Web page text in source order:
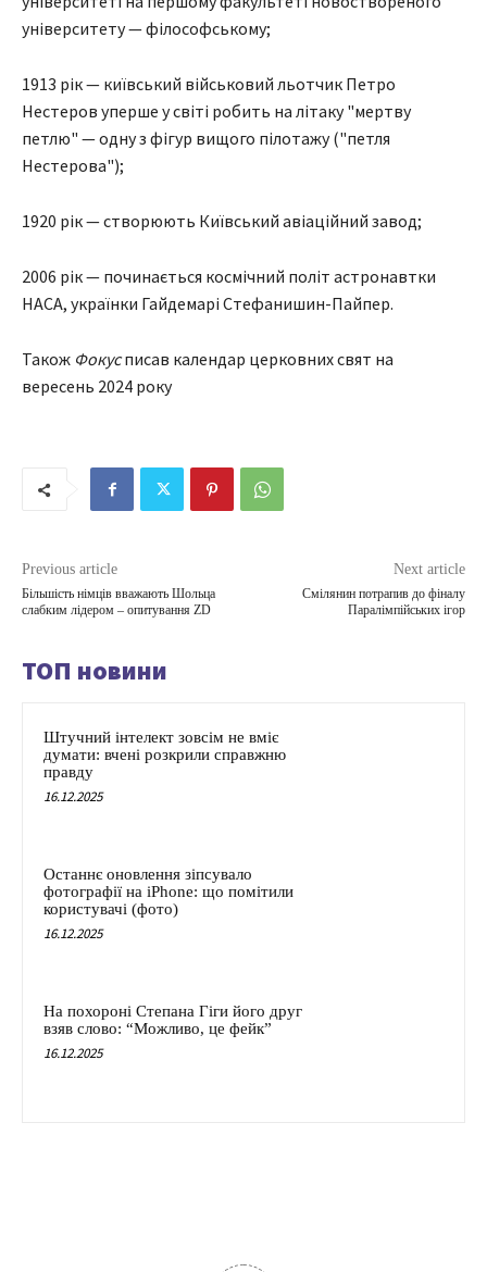
університету — філософському;
1913 рік — київський військовий льотчик Петро
Нестеров уперше у світі робить на літаку "мертву
петлю" — одну з фігур вищого пілотажу ("петля
Нестерова");
1920 рік — створюють Київський авіаційний завод;
2006 рік — починається космічний політ астронавтки
НАСА, українки Гайдемарі Стефанишин-Пайпер.
Також Фокусписав календар церковних свят на
вересень 2024 року
Previous article
Більшість німців вважають Шольца
слабким лідером – опитування ZD
Next article
Смілянин потрапив до фіналу
Паралімпійських ігор
ТОП новини
Штучний інтелект зовсім не вміє
думати: вчені розкрили справжню
правду
16.12.2025
Останнє оновлення зіпсувало
фотографії на iPhone: що помітили
користувачі (фото)
16.12.2025
На похороні Степана Гіги його друг
взяв слово: “Можливо, це фейк”
16.12.2025